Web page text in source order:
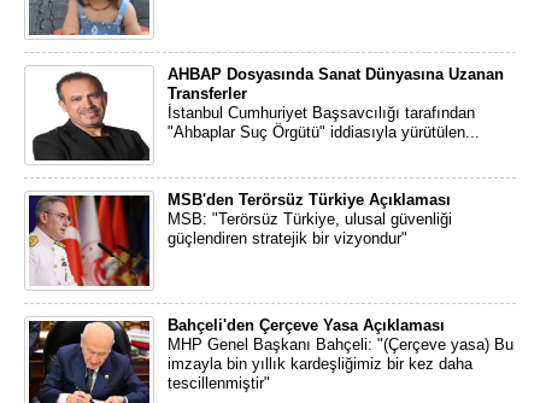
AHBAP Dosyasında Sanat Dünyasına Uzanan
Transferler
İstanbul Cumhuriyet Başsavcılığı tarafından
"Ahbaplar Suç Örgütü" iddiasıyla yürütülen...
MSB'den Terörsüz Türkiye Açıklaması
MSB: "Terörsüz Türkiye, ulusal güvenliği
güçlendiren stratejik bir vizyondur"
Bahçeli'den Çerçeve Yasa Açıklaması
MHP Genel Başkanı Bahçeli: "(Çerçeve yasa) Bu
imzayla bin yıllık kardeşliğimiz bir kez daha
tescillenmiştir"